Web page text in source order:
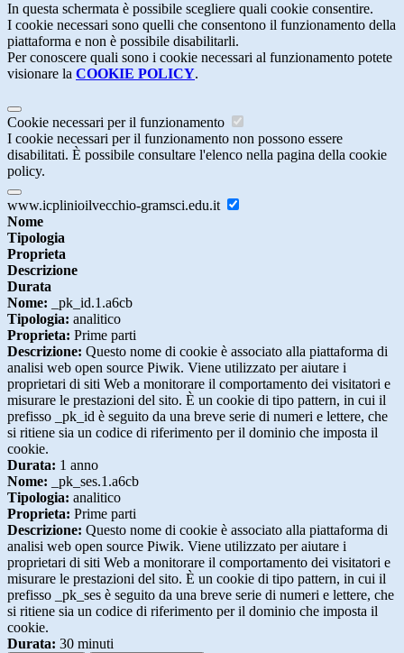
In questa schermata è possibile scegliere quali cookie consentire.
I cookie necessari sono quelli che consentono il funzionamento della
piattaforma e non è possibile disabilitarli.
Per conoscere quali sono i cookie necessari al funzionamento potete
visionare la COOKIE POLICY.
Cookie necessari per il funzionamento
I cookie necessari per il funzionamento non possono essere
disabilitati. È possibile consultare l'elenco nella pagina della cookie
policy.
www.icplinioilvecchio-gramsci.edu.it
Nome
Tipologia
Proprieta
Descrizione
Durata
Nome: _pk_id.1.a6cb
Tipologia: analitico
Proprieta: Prime parti
Descrizione: Questo nome di cookie è associato alla piattaforma di
analisi web open source Piwik. Viene utilizzato per aiutare i
proprietari di siti Web a monitorare il comportamento dei visitatori e
misurare le prestazioni del sito. È un cookie di tipo pattern, in cui il
prefisso _pk_id è seguito da una breve serie di numeri e lettere, che
si ritiene sia un codice di riferimento per il dominio che imposta il
cookie.
Durata: 1 anno
Nome: _pk_ses.1.a6cb
Tipologia: analitico
Proprieta: Prime parti
Descrizione: Questo nome di cookie è associato alla piattaforma di
analisi web open source Piwik. Viene utilizzato per aiutare i
proprietari di siti Web a monitorare il comportamento dei visitatori e
misurare le prestazioni del sito. È un cookie di tipo pattern, in cui il
prefisso _pk_ses è seguito da una breve serie di numeri e lettere, che
si ritiene sia un codice di riferimento per il dominio che imposta il
cookie.
Durata: 30 minuti